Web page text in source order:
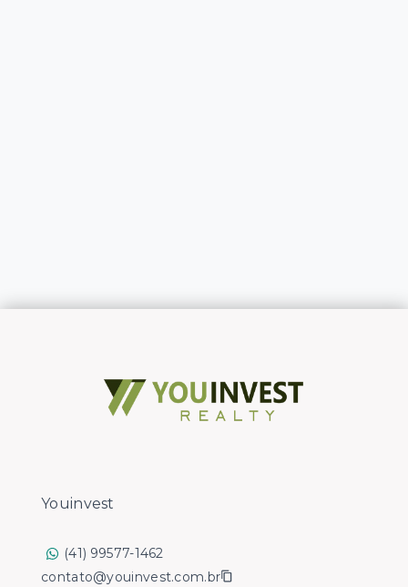
Youinvest
(41) 99577-1462
contato@youinvest.com.br